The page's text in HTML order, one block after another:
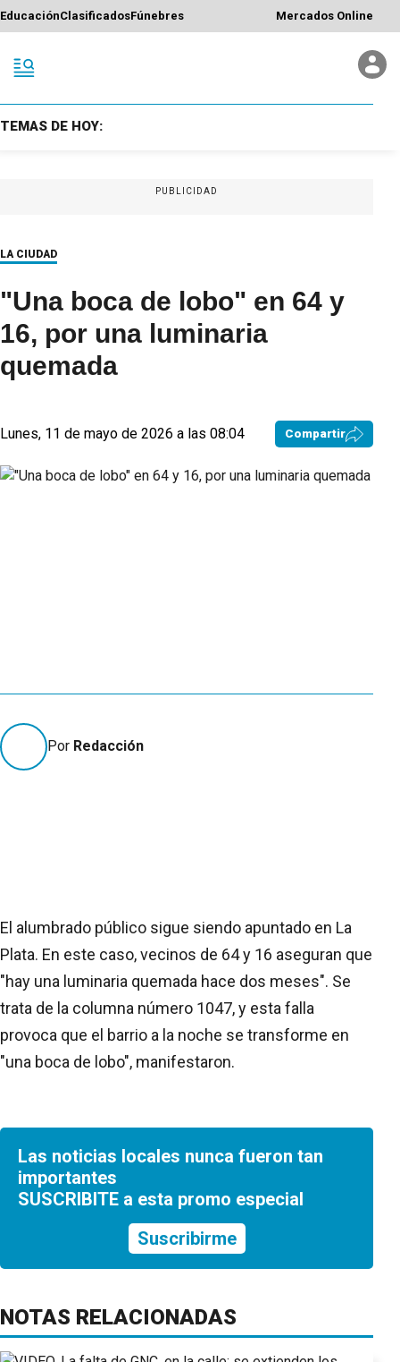
EducaciónClasificadosFúnebres Mercados Online
TEMAS DE HOY:
PUBLICIDAD
LA CIUDAD
"Una boca de lobo" en 64 y
16, por una luminaria
quemada
Lunes, 11 de mayo de 2026 a las 08:04 Compartir
Por Redacción
El alumbrado público sigue siendo apuntado en La
Plata. En este caso, vecinos de 64 y 16 aseguran que
"hay una luminaria quemada hace dos meses". Se
trata de la columna número 1047, y esta falla
provoca que el barrio a la noche se transforme en
"una boca de lobo", manifestaron.
Las noticias locales nunca fueron tan
importantes
SUSCRIBITE a esta promo especial
Suscribirme
NOTAS RELACIONADAS